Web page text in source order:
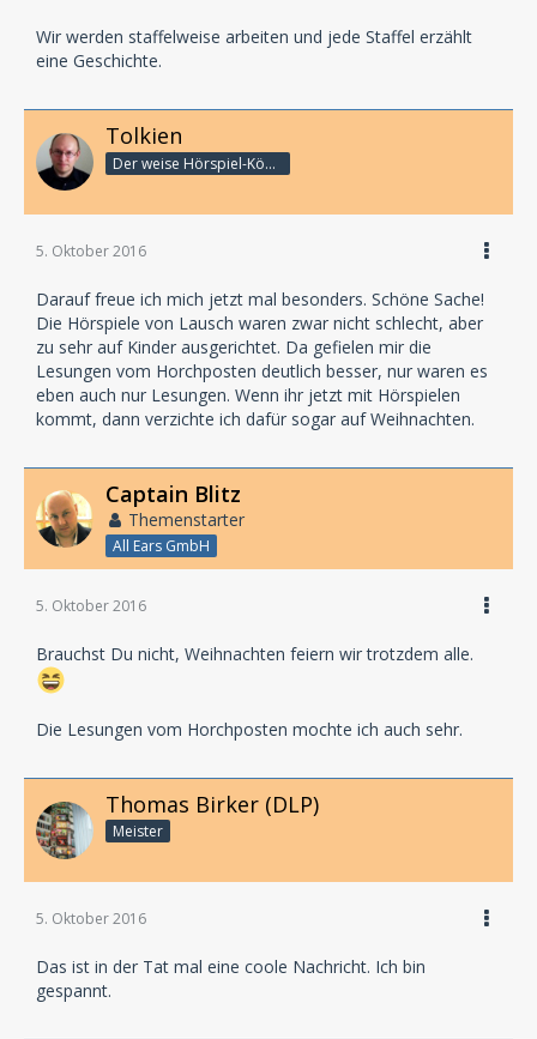
Wir werden staffelweise arbeiten und jede Staffel erzählt
eine Geschichte.
Tolkien
Der weise Hörspiel-König
5. Oktober 2016
Darauf freue ich mich jetzt mal besonders. Schöne Sache!
Die Hörspiele von Lausch waren zwar nicht schlecht, aber
zu sehr auf Kinder ausgerichtet. Da gefielen mir die
Lesungen vom Horchposten deutlich besser, nur waren es
eben auch nur Lesungen. Wenn ihr jetzt mit Hörspielen
kommt, dann verzichte ich dafür sogar auf Weihnachten.
Captain Blitz
Themenstarter
All Ears GmbH
5. Oktober 2016
Brauchst Du nicht, Weihnachten feiern wir trotzdem alle.
Die Lesungen vom Horchposten mochte ich auch sehr.
Thomas Birker (DLP)
Meister
5. Oktober 2016
Das ist in der Tat mal eine coole Nachricht. Ich bin
gespannt.